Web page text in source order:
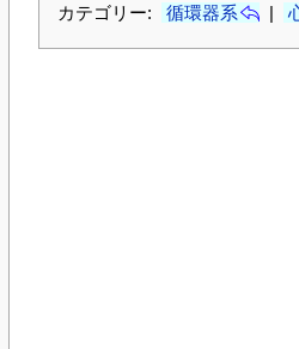
カテゴリー: 循環器系 |